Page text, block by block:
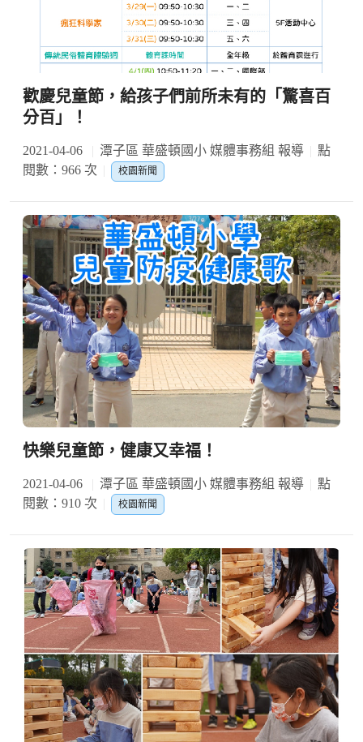
歡慶兒童節，給孩子們前所未有的「驚喜百
分百」！
2021-04-06 潭子區 華盛頓國小 媒體事務組 報導
點
閱數：966 次
校園新聞
快樂兒童節，健康又幸福！
2021-04-06 潭子區 華盛頓國小 媒體事務組 報導
點
閱數：910 次
校園新聞